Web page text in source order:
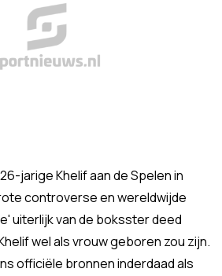
jarige Khelif aan de Spelen in
controverse en wereldwijde
uiterlijk van de boksster deed
wel als vrouw geboren zou zijn.
officiële bronnen inderdaad als